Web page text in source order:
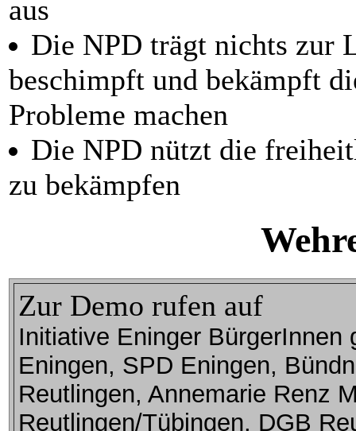
aus
Die NPD trägt nichts zur
beschimpft und bekämpft
Probleme machen
Die NPD nützt die
zu bekämpfen
Zur Demo rufen auf
Initiative Eninger BürgerInnen
Eningen, SPD Eningen,
Reutlingen, Annemarie Renz
Reutlingen/Tübingen, DGB